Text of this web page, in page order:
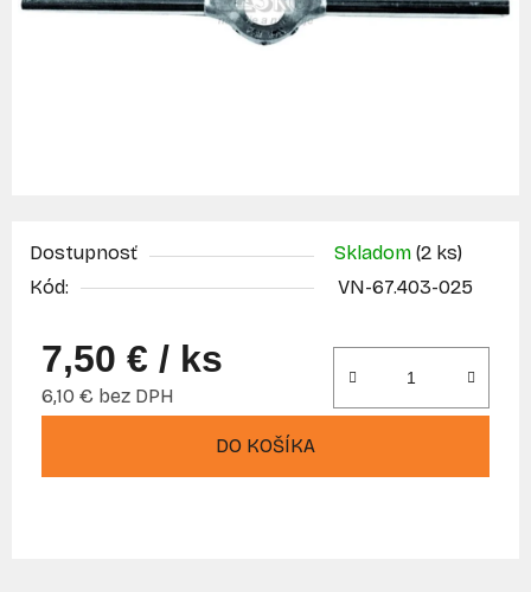
Dostupnosť Skladom (2 ks)
Kód:
VN-67.403-025
7,50 € / ks
6,10 € bez DPH
DO KOŠÍKA